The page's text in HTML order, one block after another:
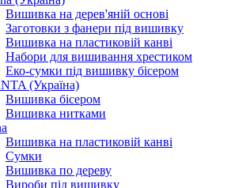
Вишивка на дерев'яній основі
Заготовки з фанери під вишивку
Вишивка на пластиковій канві
Набори для вишивання хрестиком
Еко-сумки під вишивку бісером
(Україна)
Вишивка бісером
Вишивка нитками
Вишивка на пластиковій канві
Сумки
Вишивка по дереву
Вироби під вишивку